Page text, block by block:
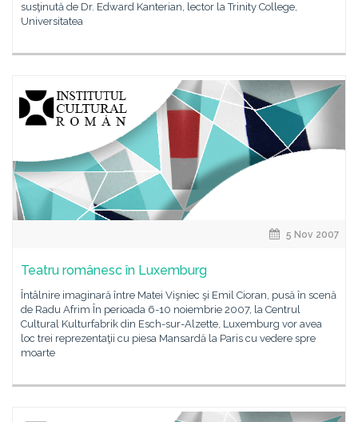
susţinută de Dr. Edward Kanterian, lector la Trinity College,
Universitatea
5 Nov 2007
Teatru românesc în Luxemburg
Întâlnire imaginară între Matei Vişniec şi Emil Cioran, pusă în scenă
de Radu Afrim În perioada 6-10 noiembrie 2007, la Centrul
Cultural Kulturfabrik din Esch-sur-Alzette, Luxemburg vor avea
loc trei reprezentaţii cu piesa Mansardă la Paris cu vedere spre
moarte